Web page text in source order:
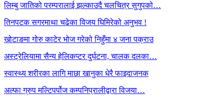
लिम्बु जातिको परम्परालाई झल्काउदै चलचित्र सुगुपको…
तिनपटक सगरमाथा चढेका विजय घिमिरेको अनुभव !
खोटाङमा गोरु काटेर भोज गरेको निहुँमा ४ जना पक्राउ
अस्ट्रेलियामा सैन्य हेलिकप्टर दुर्घटना, चालक दलका…
स्वास्थ्य शरीरका लागि माछा खानुका धेरै फाइदाजनक
अल्फा ग्रुप मल्टिपर्पोज कम्पनिप्रालीद्वारा विजया…